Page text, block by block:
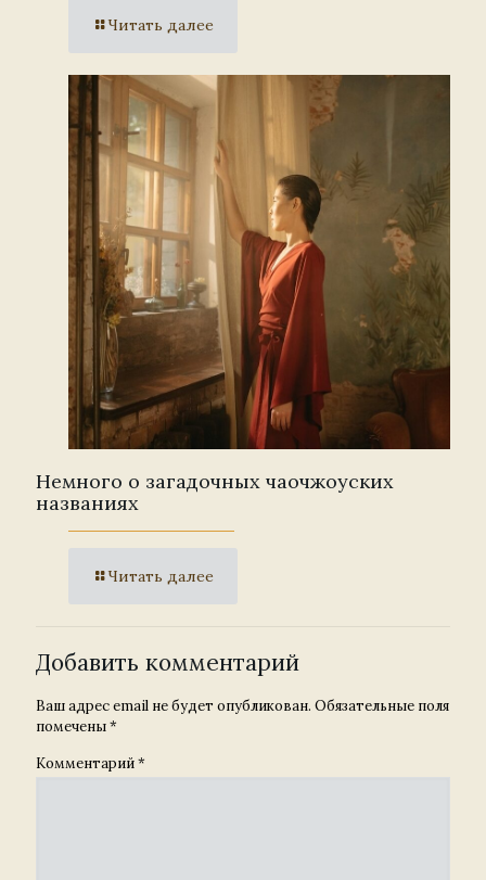
Читать далее
Немного о загадочных чаочжоуских
названиях
Читать далее
Добавить комментарий
Ваш адрес email не будет опубликован. Обязательные поля
помечены*
Комментарий*